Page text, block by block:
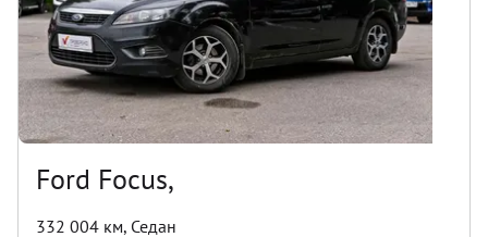
Ford Focus,
332 004 км, Седан